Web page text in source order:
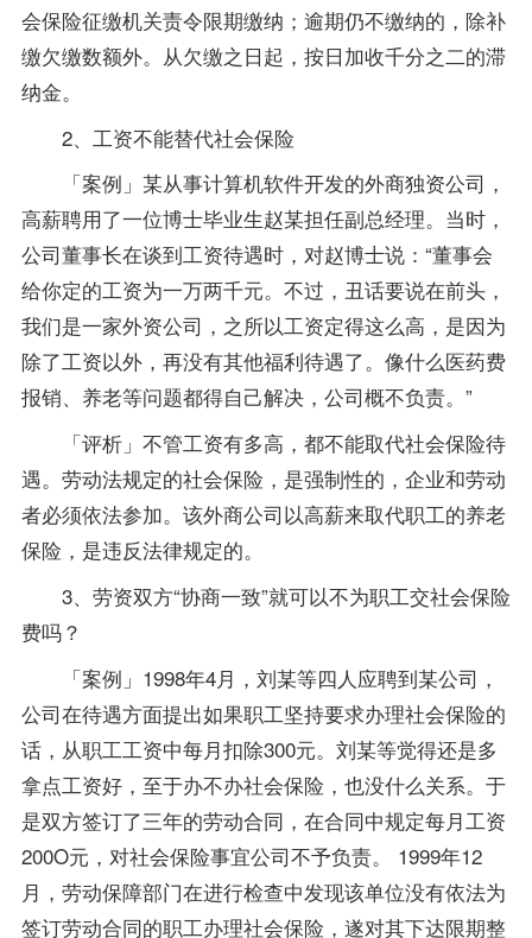
会保险征缴机关责令限期缴纳；逾期仍不缴纳的，除补
缴欠缴数额外。从欠缴之日起，按日加收千分之二的滞
纳金。
2、工资不能替代社会保险
「案例」某从事计算机软件开发的外商独资公司，
高薪聘用了一位博士毕业生赵某担任副总经理。当时，
公司董事长在谈到工资待遇时，对赵博士说：“董事会
给你定的工资为一万两千元。不过，丑话要说在前头，
我们是一家外资公司，之所以工资定得这么高，是因为
除了工资以外，再没有其他福利待遇了。像什么医药费
报销、养老等问题都得自己解决，公司概不负责。”
「评析」不管工资有多高，都不能取代社会保险待
遇。 劳动法规定的社会保险，是强制性的，企业和劳动
者必须依法参加。该外商公司以高薪来取代职工的养老
保险，是违反法律规定的。
3、劳资双方“协商一致”就可以不为职工交社会保险
费吗？
「案例」1998年4月，刘某等四人应聘到某公司，
公司在待遇方面提出如果职工坚持要求办理社会保险的
话，从职工工资中每月扣除300元。刘某等觉得还是多
拿点工资好，至于办不办社会保险，也没什么关系。于
是双方签订了三年的劳动合同，在合同中规定每月工资
200O元，对社会保险事宜公司不予负责。 1999年12
月，劳动保障部门在进行检查中发现该单位没有依法为
签订劳动合同的职工办理社会保险，遂对其下达限期整